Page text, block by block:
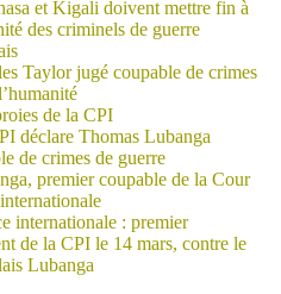
et Kigali doivent mettre fin à
des criminels de guerre
Taylor jugé coupable de crimes
de la CPI
déclare Thomas Lubanga
de crimes de guerre
premier coupable de la Cour
internationale : premier
de la CPI le 14 mars, contre le
Lubanga